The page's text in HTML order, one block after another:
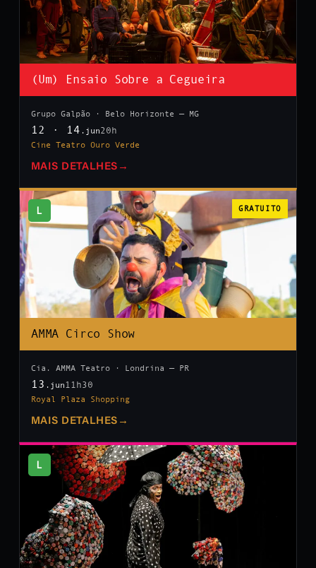
(Um) Ensaio Sobre a Cegueira
Grupo Galpão · Belo Horizonte — MG
12 · 14 .jun20h
Cine Teatro Ouro Verde
MAIS DETALHES →
L GRATUITO
AMMA Circo Show
Cia. AMMA Teatro · Londrina — PR
13 .jun 11h30
Royal Plaza Shopping
MAIS DETALHES →
L